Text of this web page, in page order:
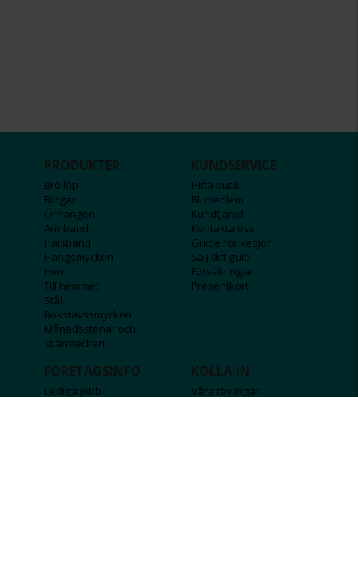
PRODUKTER
Bröllop
Ringar
Örhängen
Armband
Halsband
Hängsmycken
Herr
Till hemmet
Stål
Bokstavssmycken
Månadsstenar och
stjärntecken
KUNDSERVICE
Hitta butik
Bli medlem
Kundtjänst
Kontakta oss
Guide för kedjor
Sälj ditt guld
Försäkringar
Presentkort
FÖRETAGSINFO
Lediga jobb
KOLLA IN
Våra tävlingar